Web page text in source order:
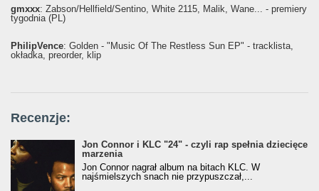
gmxxx: Żabson/Hellfield/Sentino, White 2115, Malik, Wane... - premiery
tygodnia (PL)
PhilipVence: Golden - "Music Of The Restless Sun EP" - tracklista,
okładka, preorder, klip
Recenzje:
Jon Connor i KLC "24" - czyli rap spełnia dziecięce
marzenia
Jon Connor nagrał album na bitach KLC. W
najśmielszych snach nie przypuszczał,...